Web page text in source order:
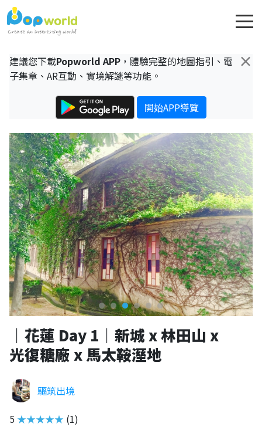
×
建議您下載Popworld APP ，體驗完整的地圖指引、電
子集章、AR互動、實境解謎等功能。
開始APP導覽
｜花蓮 Day 1｜新城 x 林田山 x
光復糖廠 x 馬太鞍溼地
驅筑出境
5 ★★★★★ (1)